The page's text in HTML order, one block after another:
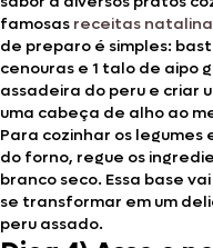
famosas receitas
de preparo é simples:
cenouras e 1 talo de aipo
assadeira do peru e criar
uma cabeça de alho ao
Para cozinhar os legumes
do forno, regue os
branco seco. Essa base
se transformar em um
peru assado.